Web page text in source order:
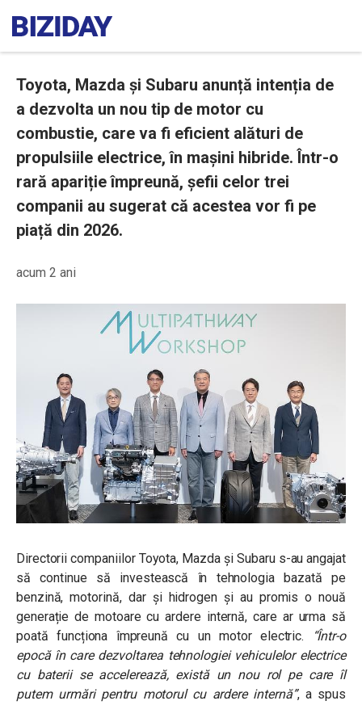
Toyota, Mazda și Subaru anunță intenția de
a dezvolta un nou tip de motor cu
combustie, care va fi eficient alături de
propulsiile electrice, în mașini hibride. Într-o
rară apariție împreună, șefii celor trei
companii au sugerat că acestea vor fi pe
piață din 2026.
acum 2 ani
Directorii companiilor Toyota, Mazda și Subaru s-au angajat
să continue să investească în tehnologia bazată pe
benzină, motorină, dar și hidrogen și au promis o nouă
generație de motoare cu ardere internă, care ar urma să
poată funcționa împreună cu un motor electric.
“Într-o
epocă în care dezvoltarea tehnologiei vehiculelor electrice
cu baterii se accelerează, există un nou rol pe care îl
putem urmări pentru motorul cu ardere internă”, a spus